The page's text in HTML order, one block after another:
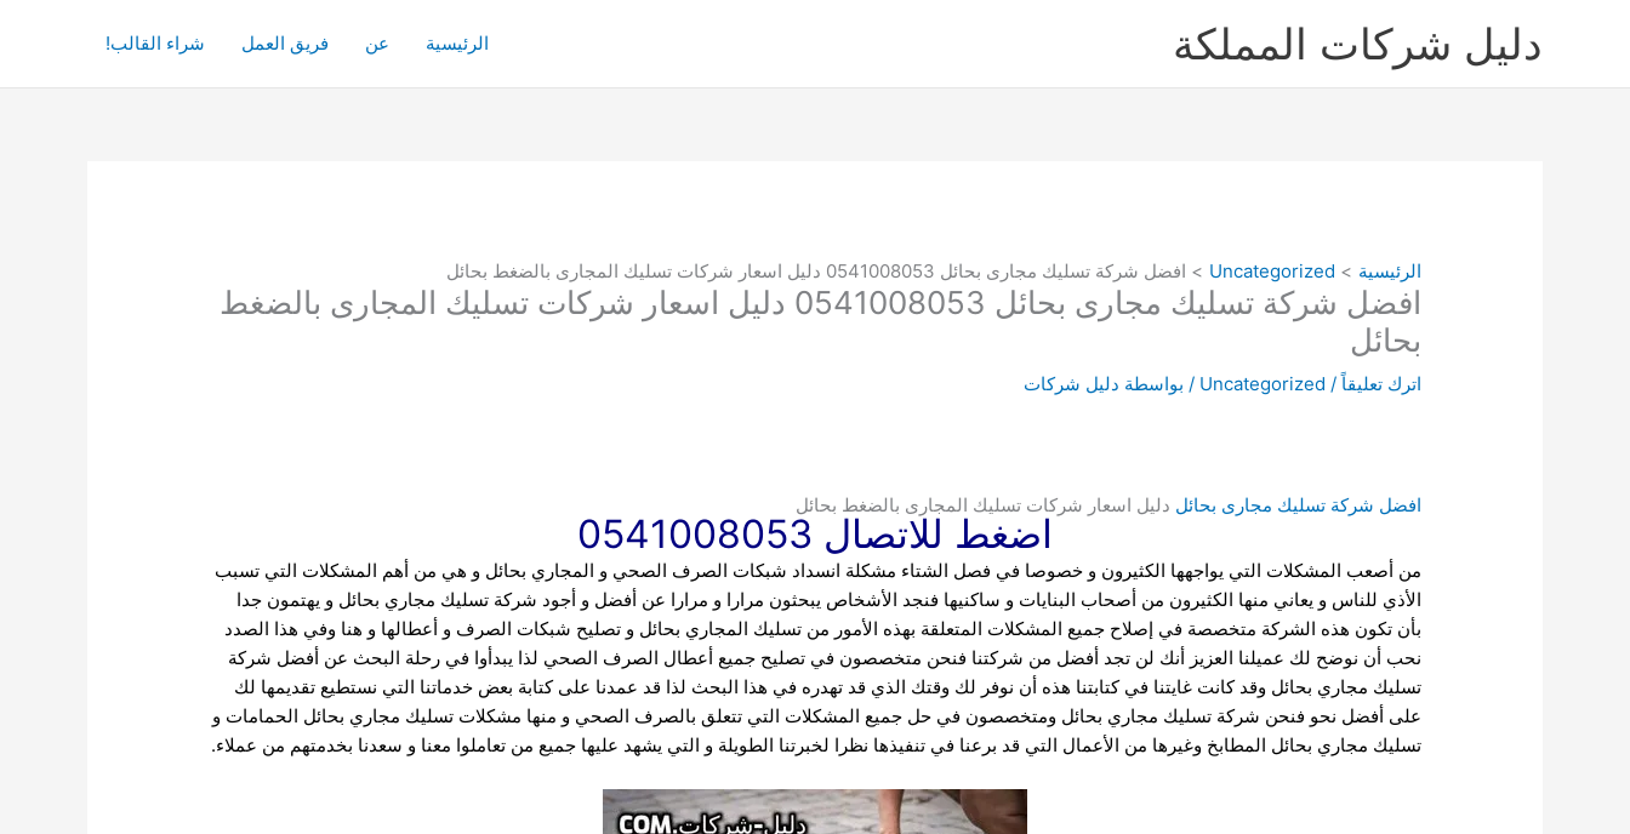
دليل شركات المملكة الرئيسية عن فريق العمل شراء القالب!
الرئيسية Uncategorized افضل شركة تسليك مجارى بحائل 0541008053 دليل اسعار شركات تسليك المجارى بالضغط بحائل
افضل شركة تسليك مجارى بحائل 0541008053 دليل اسعار شركات تسليك المجارى بالضغط
بحائل
اترك تعليقاً /
Uncategorized / بواسطة دليل شركات
افضل شركة تسليك مجارى بحائل دليل اسعار شركات تسليك المجارى بالضغط بحائل
اضغط للاتصال 0541008053
من أصعب المشكلات التي يواجهها الكثيرون و خصوصا في فصل الشتاء مشكلة انسداد شبكات الصرف الصحي و المجاري بحائل و هي من أهم المشكلات التي تسبب
الأذي للناس و يعاني منها الكثيرون من أصحاب البنايات و ساكنيها فنجد الأشخاص يبحثون مرارا و مرارا عن أفضل و أجود شركة تسليك مجاري بحائل و يهتمون جدا
بأن تكون هذه الشركة متخصصة في إصلاح جميع المشكلات المتعلقة بهذه الأمور من تسليك المجاري بحائل و تصليح شبكات الصرف و أعطالها و هنا وفي هذا الصدد
نحب أن نوضح لك عميلنا العزيز أنك لن تجد أفضل من شركتنا فنحن متخصصون في تصليح جميع أعطال الصرف الصحي لذا يبدأوا في رحلة البحث عن أفضل شركة
تسليك مجاري بحائل وقد كانت غايتنا في كتابتنا هذه أن نوفر لك وقتك الذي قد تهدره في هذا البحث لذا قد عمدنا على كتابة بعض خدماتنا التي نستطيع تقديمها لك
على أفضل نحو فنحن شركة تسليك مجاري بحائل ومتخصصون في حل جميع المشكلات التي تتعلق بالصرف الصحي و منها مشكلات تسليك مجاري بحائل الحمامات و
تسليك مجاري بحائل المطابخ وغيرها من الأعمال التي قد برعنا في تنفيذها نظرا لخبرتنا الطويلة و التي يشهد عليها جميع من تعاملوا معنا و سعدنا بخدمتهم من عملاء.